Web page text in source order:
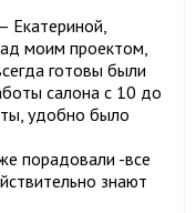
Екатериной,
моим проектом,
готовы были
салона с 10 до
удобно было
порадовали -все
знают